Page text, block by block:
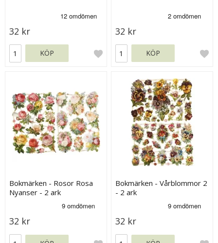
32 kr
KÖP
32 kr
KÖP
Bokmärken - Rosor Rosa
Nyanser - 2 ark
32 kr
Bokmärken - Vårblommor 2
- 2 ark
32 kr